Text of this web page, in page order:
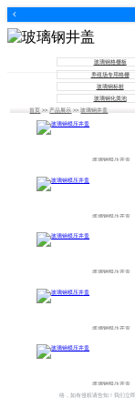
玻璃钢格栅板
养殖场专用格栅
玻璃钢标桩
玻璃钢化粪池
首页 >> 产品展示 >>玻璃钢井盖
玻璃钢模压井盖
玻璃钢模压井盖
玻璃钢模压井盖
玻璃钢模压井盖
玻璃钢模压井盖
络，如有侵权请告知！我们立